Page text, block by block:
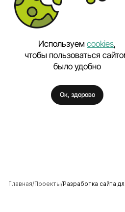
Главная Проекты Разработка сайта
Используемcookies,
чтобы пользоваться
было удобно
Ок, здорово